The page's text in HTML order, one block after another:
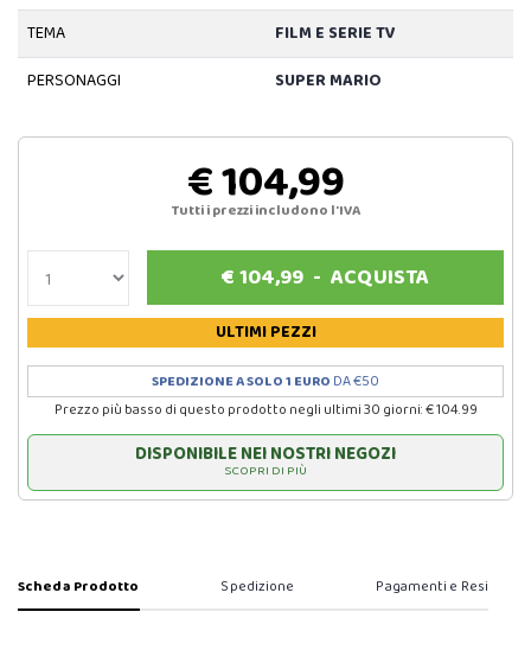
TEMA
FILM E SERIE TV
PERSONAGGI
SUPER MARIO
€ 104,99
Tutti i prezzi includono l'IVA
€104,99 -ACQUISTA
ULTIMI PEZZI
SPEDIZIONE A SOLO 1 EURO DA €50
Prezzo più basso di questo prodotto negli ultimi 30 giorni: € 104.99
DISPONIBILE NEI NOSTRI NEGOZI
SCOPRI DI PIÙ
Scheda Prodotto Spedizione Pagamenti e Resi